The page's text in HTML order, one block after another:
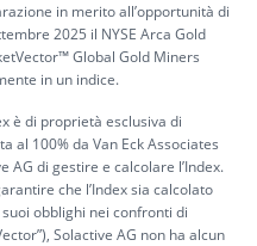
in merito all’opportunità di
2025 il NYSE Arca Gold
Global Gold Miners
in un indice.
è di proprietà esclusiva di
al 100% da Van Eck Associates
AG di gestire e calcolare l’Index.
che l’Index sia calcolato
obblighi nei confronti di
Solactive AG non ha alcun